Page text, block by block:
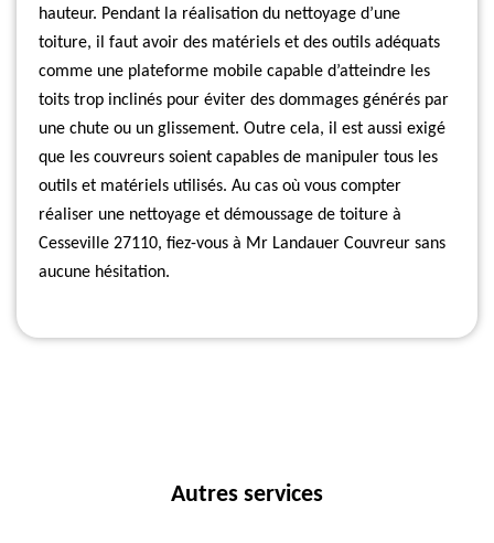
hauteur. Pendant la réalisation du nettoyage d’une
toiture, il faut avoir des matériels et des outils adéquats
comme une plateforme mobile capable d’atteindre les
toits trop inclinés pour éviter des dommages générés par
une chute ou un glissement. Outre cela, il est aussi exigé
que les couvreurs soient capables de manipuler tous les
outils et matériels utilisés. Au cas où vous compter
réaliser une nettoyage et démoussage de toiture à
Cesseville 27110, fiez-vous à Mr Landauer Couvreur sans
aucune hésitation.
Autres services